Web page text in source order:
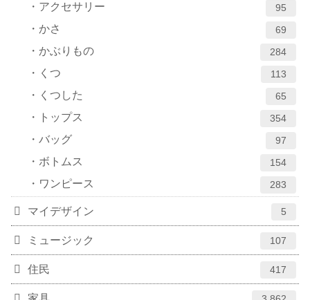
アクセサリー 95
かさ 69
かぶりもの 284
くつ 113
くつした 65
トップス 354
バッグ 97
ボトムス 154
ワンピース 283
マイデザイン 5
ミュージック 107
住民 417